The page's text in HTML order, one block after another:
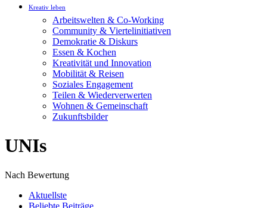
Kreativ leben
Arbeitswelten & Co-Working
Community & Viertelinitiativen
Demokratie & Diskurs
Essen & Kochen
Kreativität und Innovation
Mobilität & Reisen
Soziales Engagement
Teilen & Wiederverwerten
Wohnen & Gemeinschaft
Zukunftsbilder
UNIs
Nach Bewertung
Aktuellste
Beliebte Beiträge